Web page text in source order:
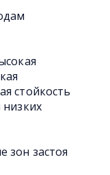
стойкость
зон застоя